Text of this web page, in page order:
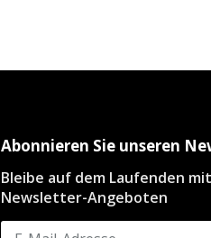
Abonnieren Sie unseren
Bleibe auf dem Laufenden
Newsletter-Angeboten